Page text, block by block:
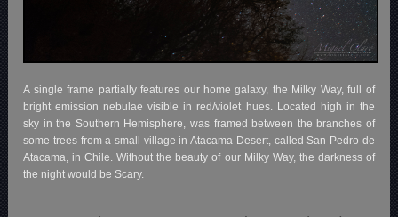
A single frame partially features our home galaxy, the Milky Way, full of
bright emission nebulae visible in red/violet hues. Located high in the
sky in the Southern Hemisphere, was framed between the branches of
some trees from a small village in Atacama Desert, called San Pedro de
Atacama, in Chile. Without the beauty of our Milky Way, the darkness of
the night would be Scary.